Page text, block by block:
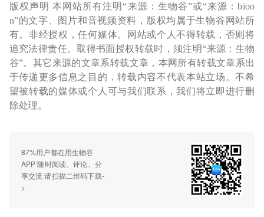
版权声明 本网站所有注明“来源：生物谷”或“来源：bioo
n”的文字、图片和音视频资料，版权均属于生物谷网站所
有。非经授权，任何媒体、网站或个人不得转载，否则将
追究法律责任。取得书面授权转载时，须注明“来源：生物
谷”。其它来源的文章系转载文章，本网所有转载文章系出
于传递更多信息之目的，转载内容不代表本站立场。不希
望被转载的媒体或个人可与我们联系，我们将立即进行删
除处理。
87%用户都在用生物谷
APP 随时阅读、评论、分
享交流 请扫描二维码下载-
>